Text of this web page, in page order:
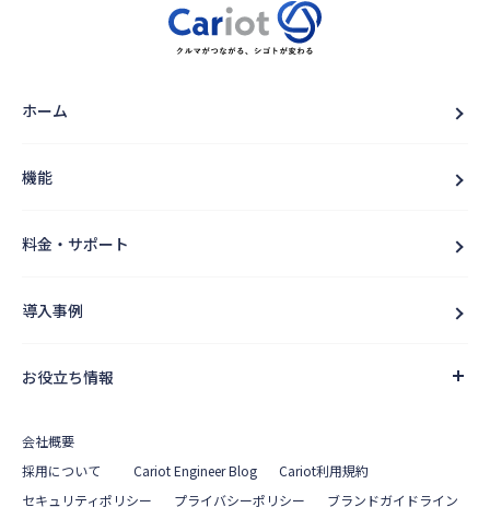
ホーム
機能
料金・サポート
導入事例
お役立ち情報
会社概要
採用について
Cariot Engineer Blog
Cariot利用規約
セキュリティポリシー
プライバシーポリシー ブランドガイドライン